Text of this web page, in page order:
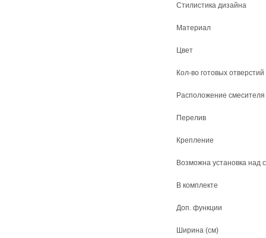
Стилистика дизайна
Материал
Цвет
Кол-во готовых
Расположение смесителя
Перелив
Крепление
Возможна установка над
В комплекте
Доп. функции
Ширина (см)